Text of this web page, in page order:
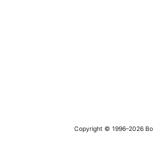
Copyright © 1996–2026